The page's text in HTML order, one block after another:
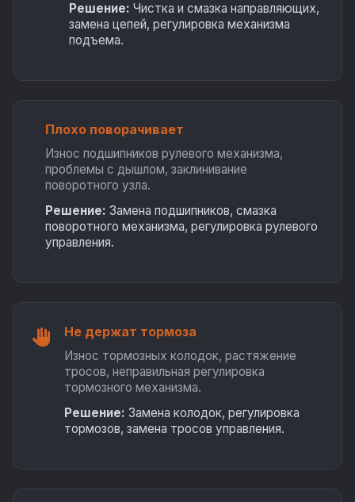
Решение: Чистка и смазка направляющих,
замена цепей, регулировка механизма
подъема.
Плохо поворачивает
Износ подшипников рулевого механизма,
проблемы с дышлом, заклинивание
поворотного узла.
Решение: Замена подшипников, смазка
поворотного механизма, регулировка рулевого
управления.
Не держат тормоза
Износ тормозных колодок, растяжение
тросов, неправильная регулировка
тормозного механизма.
Решение: Замена колодок, регулировка
тормозов, замена тросов управления.